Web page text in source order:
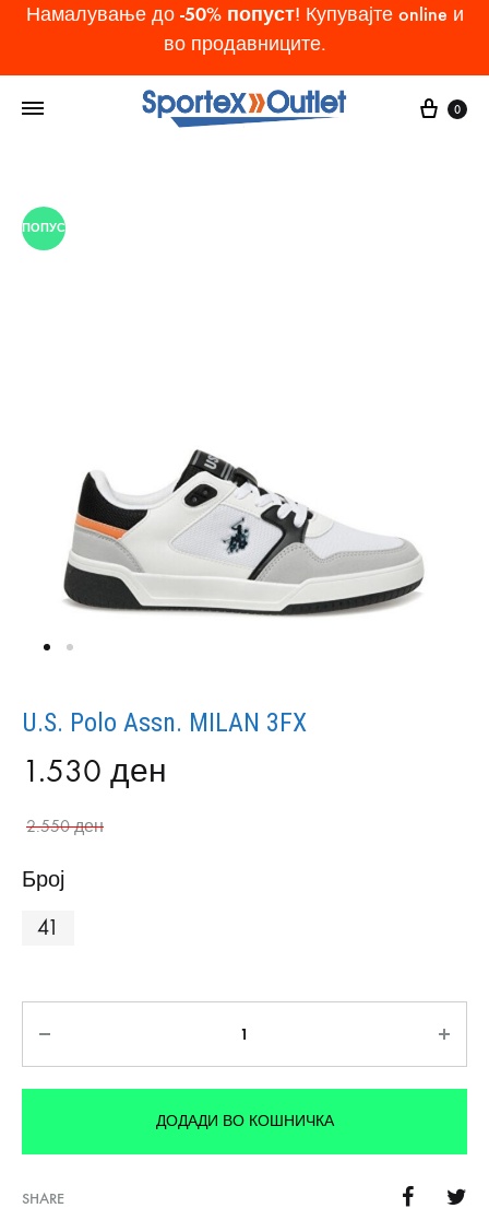
Намалување до -50% попуст! Купувајте online и
во продавниците.
Cart
0
ПОПУСТ
U.S. Polo Assn. MILAN 3FX
1.530 ден
2.550ден
Број
41
ДОДАДИ ВО КОШНИЧКА
SHARE